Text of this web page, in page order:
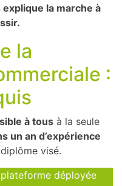
explique la marche à
la
:
à tous à la seule
un an d’expérience
visé.
plateforme déployée